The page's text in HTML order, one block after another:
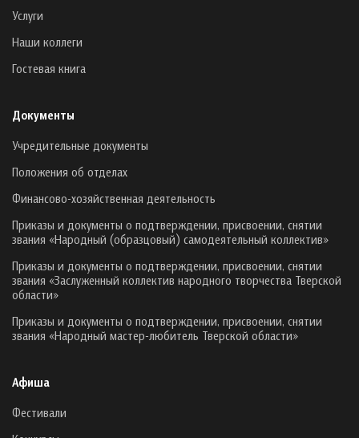
Услуги
Наши коллеги
Гостевая книга
Документы
Учредительные документы
Положения об отделах
Финансово-хозяйственная деятельность
Приказы и документы о подтверждении, присвоении, снятии
звания «Народный (образцовый) самодеятельный коллектив»
Приказы и документы о подтверждении, присвоении, снятии
звания «Заслуженный коллектив народного творчества Тверской
области»
Приказы и документы о подтверждении, присвоении, снятии
звания «Народный мастер-любитель Тверской области»
Афиша
Фестивали